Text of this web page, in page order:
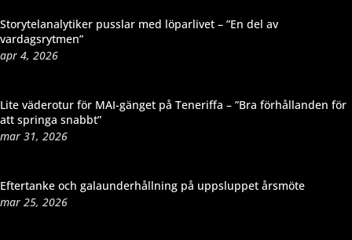
Storytelanalytiker pusslar med löparlivet – ”En del av
vardagsrytmen”
apr 4, 2026
Lite väderotur för MAI-gänget på Teneriffa – ”Bra förhållanden för
att springa snabbt”
mar 31, 2026
Eftertanke och galaunderhållning på uppsluppet årsmöte
mar 25, 2026